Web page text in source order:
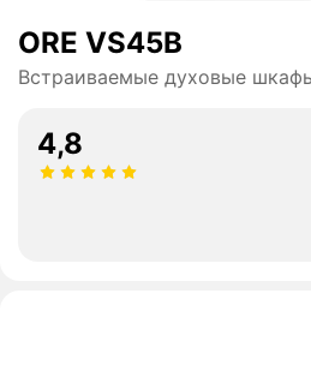
ORE VS45B
Встраиваемые духовые
4,8